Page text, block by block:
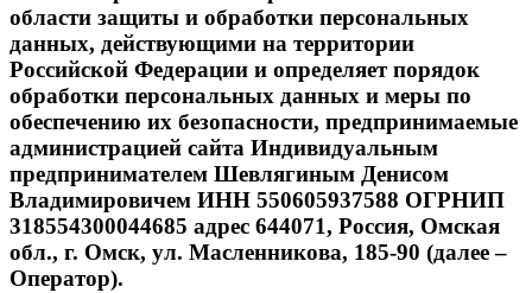
области защиты и обработки персональных
данных, действующими на территории
Российской Федерации и определяет порядок
обработки персональных данных и меры по
обеспечению их безопасности, предпринимаемые
администрацией сайта Индивидуальным
предпринимателем Шевлягиным Денисом
Владимировичем ИНН 550605937588 ОГРНИП
318554300044685 адрес 644071, Россия, Омская
обл., г. Омск, ул. Масленникова, 185-90 (далее –
Оператор).